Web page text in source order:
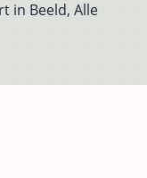
in Beeld, Alle